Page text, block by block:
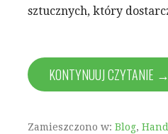
sztucznych, który
KONTYNUUJ CZYTANIE →
Zamieszczono w: Blog,